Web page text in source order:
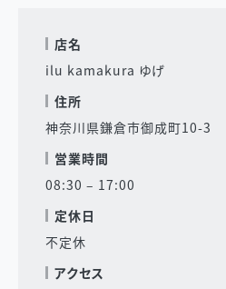
店名
ilu kamakura ゆげ
住所
神奈川県鎌倉市御成町10-3
営業時間
08:30 – 17:00
定休日
不定休
アクセス